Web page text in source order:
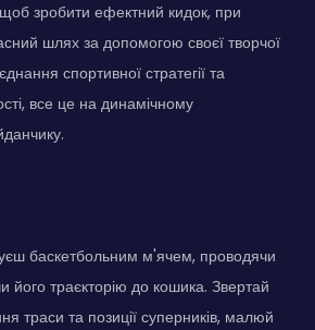
зробити ефектний кидок, при
шлях за допомогою своєї творчої
спортивної стратегії та
все це на динамічному
баскетбольним м'ячем, проводячи
його траєкторію до кошика. Звертай
траси та позиції суперників, малюй